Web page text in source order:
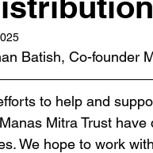
Batish, Co-founder
to help and
Mitra Trust
We hope to work